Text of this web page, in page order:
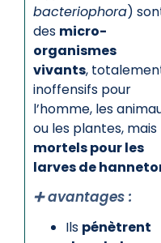
bacteriophora)
des micro-
organismes
vivants,
inoffensifs pour
l’homme, les
ou les plantes, mais
mortels pour les
larves de
➕ avantages :
Ils pénètrent